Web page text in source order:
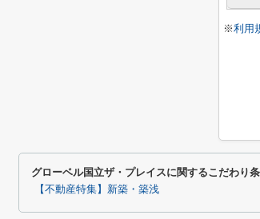
※利用
グローベル国立ザ・プレイスに関するこだわり
【不動産特集】新築・築浅